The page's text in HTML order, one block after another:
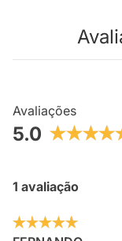
Avaliações
5.0
1 avaliação